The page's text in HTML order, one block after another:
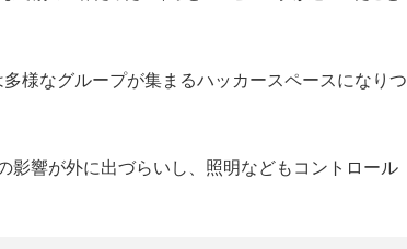
なグループが集まるハッカースペースになりつ
響が外に出づらいし、照明などもコントロール